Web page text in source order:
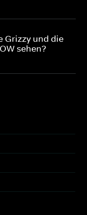
Grizzy und die
sehen?